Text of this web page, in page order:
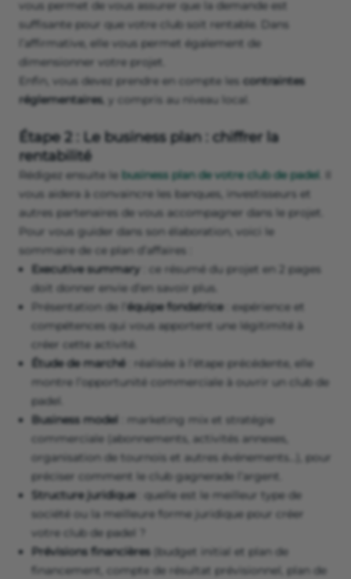
vous permet de vous assurer que la demande est
suffisante pour que votre club soit rentable. Dans
l’affirmative, elle vous permet également de
dimensionner votre projet.
Enfin, vous devez prendre en compte les contraintes
réglementaires, y compris au niveau local.
Étape 2 : Le business plan : chiffrer la
rentabilité
Rédigez ensuite le business plan de votre club de padel
vous aidera à convaincre les banques, investisseurs et
autres partenaires de vous accompagner dans le projet.
Pour vous guider dans son élaboration, voici le
sommaire de ce plan d’affaires :
Executive summary : ce résumé du projet en 2 pages
doit donner envie d’en savoir plus.
Présentation de l’ équipe fondatrice: expérience et
compétences qui vous apportent une légitimité à
créer cette activité.
Étude de marché : réalisée à l’étape précédente, elle
montre l’opportunité commerciale à ouvrir un club de
padel.
Business model : marketing mix et stratégie
commerciale (abonnements, activités annexes,
organisation de tournois et autres événements…), pour
préciser comment le club gagnerade l’argent.
Structure juridique: quelle est le meilleur type de
société ou la meilleure forme juridique pour créer
votre club de padel ?
Prévisions financières (budget initial et plan de
financement, compte de résultat prévisionnel, plan de